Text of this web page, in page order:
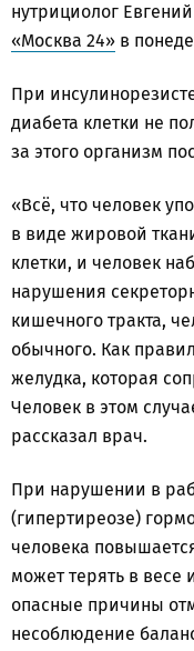
нутрициолог
«Москва 24» в
При
диабета клетки не
за этого организм
«Всё, что человек
в виде жировой
клетки, и человек
нарушения
кишечного тракта,
обычного. Как
желудка, которая
Человек в этом
рассказал врач.
При нарушении в
(гипертиреозе)
человека
может терять в весе
опасные причины
несоблюдение